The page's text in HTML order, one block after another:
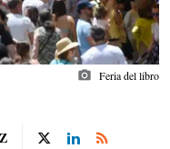
photo_camera Feria del libro